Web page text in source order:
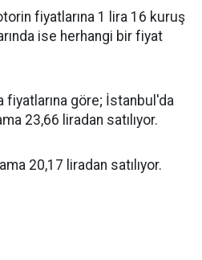
fiyatlarına 1 lira 16 kuruş
ise herhangi bir fiyat
fiyatlarına göre; İstanbul'da
23,66 liradan satılıyor.
20,17 liradan satılıyor.